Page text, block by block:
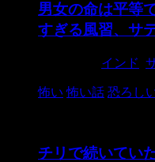
男女の命は平等
すぎる風習、サ
インド
怖い 怖い話 恐ろし
チリで続いてい